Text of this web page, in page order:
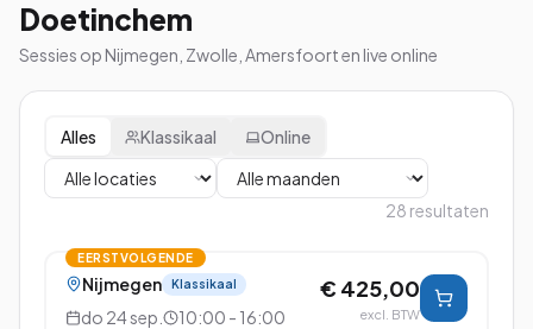
Doetinchem
Sessies op Nijmegen, Zwolle, Amersfoort en live online
Alles Klassikaal Online
28 resultaten
EERSTVOLGENDE
Nijmegen Klassikaal
do 24 sep. 10:00 - 16:00
€ 425,00
excl. BTW